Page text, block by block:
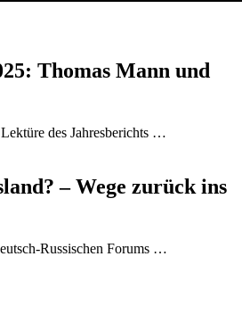
Thomas Mann und
des Jahresberichts …
– Wege zurück ins
Russischen Forums …